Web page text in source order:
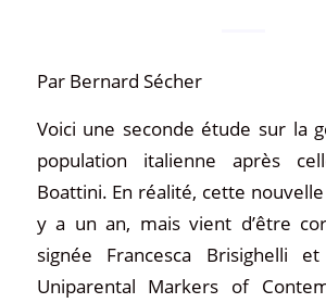
Par Bernard Sécher
Voici une seconde étude sur la
population italienne après
Boattini. En réalité, cette
y a un an, mais vient d’être
signée Francesca Brisighelli
Uniparental Markers of